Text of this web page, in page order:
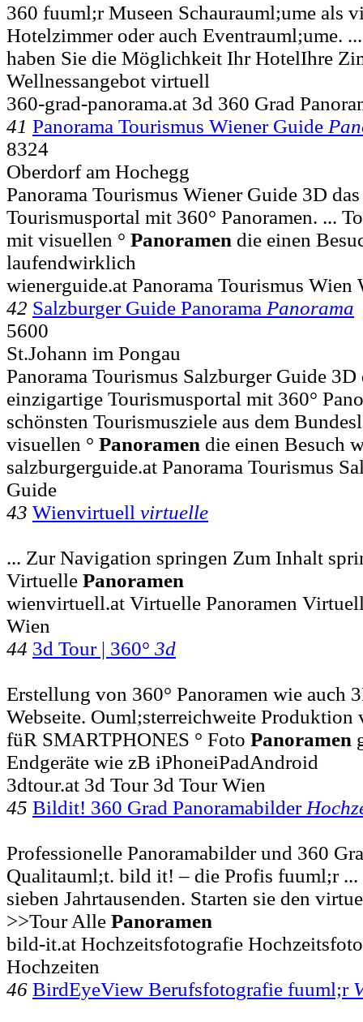
360 fuuml;r Museen Schaurauml;ume als
Hotelzimmer oder auch Eventrauml;ume.
haben Sie die Möglichkeit Ihr HotelIhre
Wellnessangebot virtuell
360-grad-panorama.at 3d 360 Grad
41 Panorama Tourismus Wiener Guide
8324
Oberdorf am Hochegg
Panorama Tourismus Wiener Guide 3D
Tourismusportal mit 360° Panoramen. ...
mit visuellen ° Panoramen die einen
laufendwirklich
wienerguide.at Panorama Tourismus Wien
42 Salzburger Guide Panorama Panorama
5600
St.Johann im Pongau
Panorama Tourismus Salzburger Guide 3D
einzigartige Tourismusportal mit 360°
schönsten Tourismusziele aus dem
visuellen ° Panoramen die einen Besuch
salzburgerguide.at Panorama Tourismus
Guide
43 Wienvirtuell virtuelle
... Zur Navigation springen Zum Inhalt
Virtuelle Panoramen
wienvirtuell.at Virtuelle Panoramen
Wien
44 3d Tour | 360° 3d
Erstellung von 360° Panoramen wie auch
Webseite. Ouml;sterreichweite Produktion
füR SMARTPHONES ° Foto Panoramen
Endgeräte wie zB iPhoneiPadAndroid
3dtour.at 3d Tour 3d Tour Wien
45 Bildit! 360 Grad Panoramabilder
Professionelle Panoramabilder und 360
Qualitauml;t. bild it! – die Profis fuuml;r ...
sieben Jahrtausenden. Starten sie den
>>Tour Alle Panoramen
bild-it.at Hochzeitsfotografie
Hochzeiten
46 BirdEyeView Berufsfotografie fuuml;r